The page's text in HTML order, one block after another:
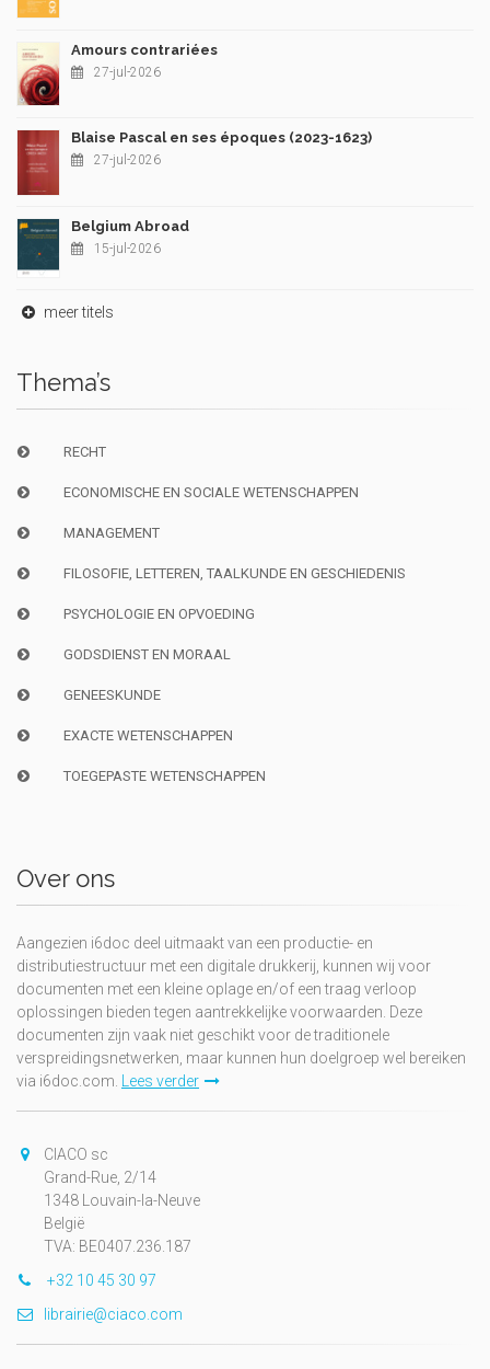
Amours contrariées
27-jul-2026
Blaise Pascal en ses époques (2023-1623)
27-jul-2026
Belgium Abroad
15-jul-2026
meer titels
Thema’s
RECHT
ECONOMISCHE EN SOCIALE WETENSCHAPPEN
MANAGEMENT
FILOSOFIE, LETTEREN, TAALKUNDE EN GESCHIEDENIS
PSYCHOLOGIE EN OPVOEDING
GODSDIENST EN MORAAL
GENEESKUNDE
EXACTE WETENSCHAPPEN
TOEGEPASTE WETENSCHAPPEN
Over ons
Aangezien i6doc deel uitmaakt van een productie- en
distributiestructuur met een digitale drukkerij, kunnen wij voor
documenten met een kleine oplage en/of een traag verloop
oplossingen bieden tegen aantrekkelijke voorwaarden. Deze
documenten zijn vaak niet geschikt voor de traditionele
verspreidingsnetwerken, maar kunnen hun doelgroep wel bereiken
via i6doc.com. Lees verder
CIACO sc
Grand-Rue, 2/14
1348 Louvain-la-Neuve
België
TVA: BE0407.236.187
+32 10 45 30 97
librairie@ciaco.com